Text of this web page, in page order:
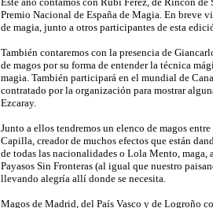
Premio Nacional de España de Magia. En breve
de magia, junto a otros participantes de esta
También contaremos con la presencia de
de magos por su forma de entender la técnica
magia. También participará en el mundial de
contratado por la organización para mostrar
Ezcaray.
Junto a ellos tendremos un elenco de magos
Capilla, creador de muchos efectos que están
de todas las nacionalidades o Lola Mento, maga,
Payasos Sin Fronteras (al igual que nuestro
llevando alegría allí donde se necesita.
Magos de Madrid, del País Vasco y de Logroño